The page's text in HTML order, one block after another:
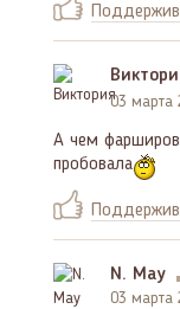
03 марта
А чем
пробовала
N. May
03 марта